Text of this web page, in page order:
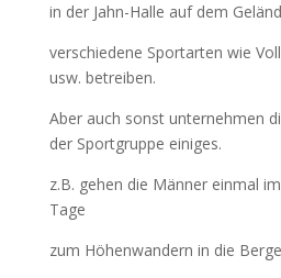
in der Jahn-Halle auf dem
verschiedene Sportarten wie
usw. betreiben.
Aber auch sonst unternehmen
der Sportgruppe einiges.
z.B. gehen die Männer einmal
Tage
zum Höhenwandern in die